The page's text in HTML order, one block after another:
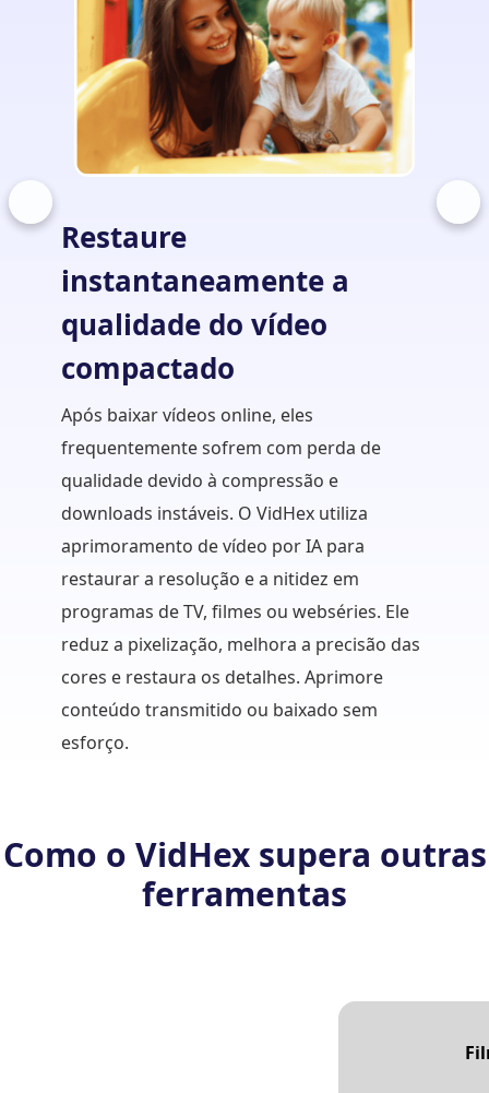
Restaure
instantaneamente a
qualidade do vídeo
compactado
Após baixar vídeos online, eles
frequentemente sofrem com perda de
qualidade devido à compressão e
downloads instáveis. O VidHex utiliza
aprimoramento de vídeo por IA para
restaurar a resolução e a nitidez em
programas de TV, filmes ou webséries. Ele
reduz a pixelização, melhora a precisão das
cores e restaura os detalhes. Aprimore
conteúdo transmitido ou baixado sem
esforço.
Como o VidHex supera outras
ferramentas